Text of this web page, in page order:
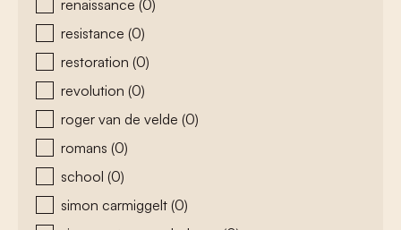
renaissance (0)
resistance (0)
restoration (0)
revolution (0)
roger van de velde (0)
romans (0)
school (0)
simon carmiggelt (0)